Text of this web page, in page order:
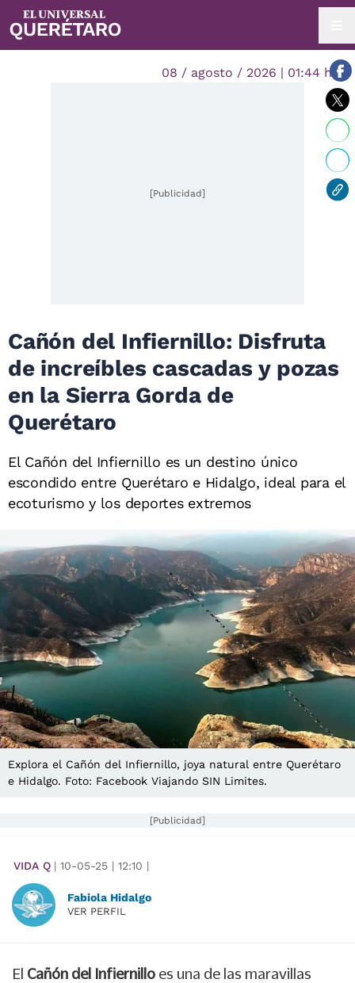
08 / agosto / 2026 | 01:44 hrs.
[Publicidad]
Cañón del Infiernillo: Disfruta
de increíbles cascadas y pozas
en la Sierra Gorda de
Querétaro
El Cañón del Infiernillo es un destino único
escondido entre Querétaro e Hidalgo, ideal para el
ecoturismo y los deportes extremos
Explora el Cañón del Infiernillo, joya natural entre Querétaro
e Hidalgo. Foto: Facebook Viajando SIN Limites.
[Publicidad]
VIDA Q | 10-05-25 | 12:10 |
Fabiola Hidalgo
VER PERFIL
El Cañón del Infiernillo es una de las maravillas